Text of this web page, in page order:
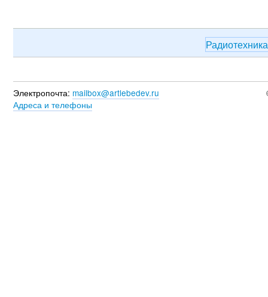
Электропочта: mailbox@artlebedev.ru
Адреса и телефоны